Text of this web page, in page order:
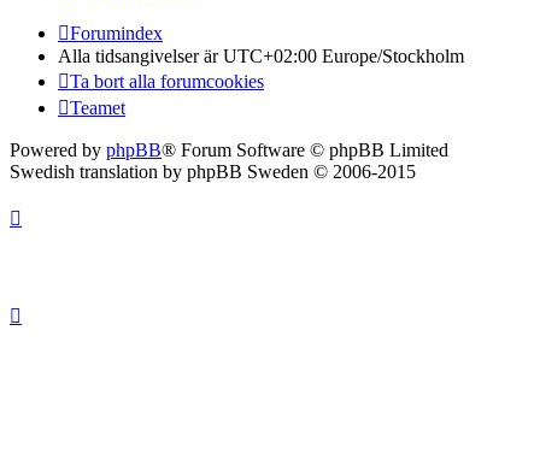
Forumindex
Alla tidsangivelser är UTC+02:00 Europe/Stockholm
Ta bort alla forumcookies
Teamet
Powered by phpBB® Forum Software © phpBB Limited
Swedish translation by phpBB Sweden © 2006-2015